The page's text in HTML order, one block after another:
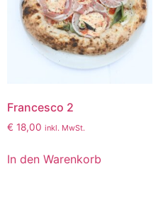
Francesco 2
€ 18,00 inkl. MwSt.
In den Warenkorb